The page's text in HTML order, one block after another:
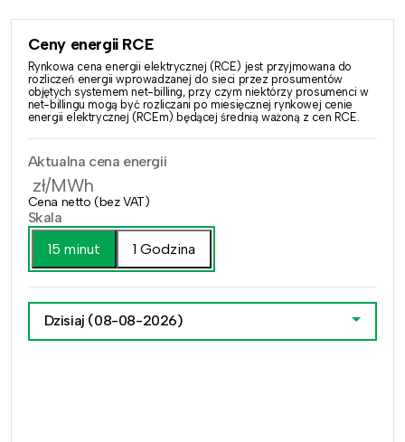
Ceny energii RCE
Rynkowa cena energii elektrycznej (RCE) jest przyjmowana do
rozliczeń energii wprowadzanej do sieci przez prosumentów
objętych systemem net-billing, przy czym niektórzy prosumenci w
net-billingu mogą być rozliczani po miesięcznej rynkowej cenie
energii elektrycznej (RCEm) będącej średnią ważoną z cen RCE.
Aktualna cena energii
zł/MWh
Cena netto (bez VAT)
Skala
15 minut
1 Godzina
Dzisiaj (08-08-2026)